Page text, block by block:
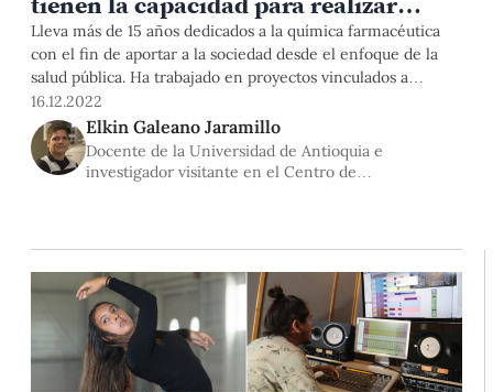
ciencia de punta»
Lleva más de 15 años dedicados a la química farmacéutica
con el fin de aportar a la sociedad desde el enfoque de la
salud pública. Ha trabajado en proyectos vinculados a
enfermedades como el VIH y la malaria. Actualmente, viene
colaborando en una investigación sobre el SARS-CoV-2 y
escogió a la PUCP para realizar una estancia de
investigación.
16.12.2022
Elkin Galeano Jaramillo
Docente de la Universidad de Antioquia e
investigador visitante en el Centro de